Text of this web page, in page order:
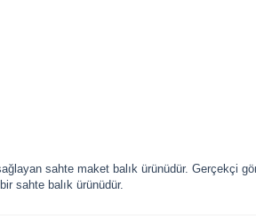
sahte maket balık ürünüdür. Gerçekçi
sahte balık ürünüdür.